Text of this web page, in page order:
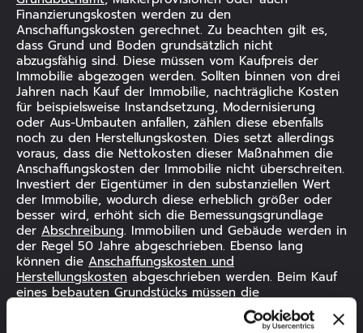
Finanzierungskosten werden zu den
Anschaffungskosten gerechnet. Zu beachten gilt es,
dass Grund und Boden grundsätzlich nicht
abzugsfähig sind. Diese müssen vom Kaufpreis der
Immobilie abgezogen werden. Sollten binnen von drei
Jahren nach Kauf der Immobilie, nachträgliche Kosten
für beispielsweise Instandsetzung, Modernisierung
oder Aus-Umbauten anfallen, zählen diese ebenfalls
noch zu den Herstellungskosten. Dies setzt allerdings
voraus, dass die Nettokosten dieser Maßnahmen die
Anschaffungskosten der Immobilie nicht überschreiten.
Investiert der Eigentümer in den substanziellen Wert
der Immobilie, wodurch diese erheblich größer oder
besser wird, erhöht sich die Bemessungsgrundlage
der Abschreibung. Immobilien und Gebäude werden in
der Regel 50 Jahre abgeschrieben. Ebenso lang
können die Anschaffungskosten und
Herstellungskosten abgeschrieben werden. Beim Kauf
eines bebauten Grundstücks müssen die
Anschaffungskosten für das Grundstück und die der
Immobilie getrennt betrachtet werden.